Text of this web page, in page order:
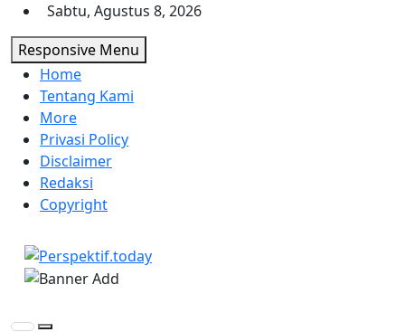
Skip
to
content
Sabtu, Agustus 8, 2026
Responsive Menu
Home
Tentang Kami
More
Privasi Policy
Disclaimer
Redaksi
Copyright
Perspektif.today
Ispiratif Profesional Independen